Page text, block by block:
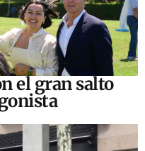
el gran salto